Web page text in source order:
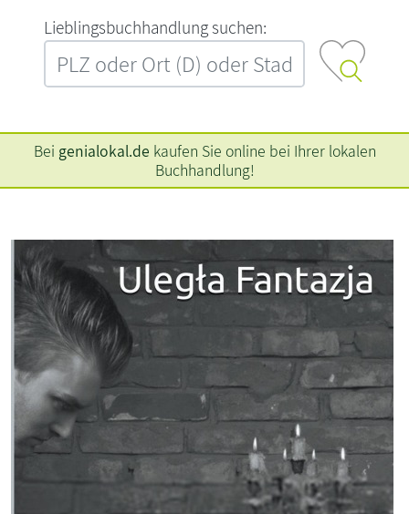
L‍i‍e‍b‍l‍i‍n‍g‍s‍b‍u‍c‍h‍h‍a‍n‍d‍l‍u‍n‍g‍ ‍s‍u‍c‍h‍e‍n‍:‍
Bei genialokal.de kaufen Sie online bei Ihrer lokalen
Buchhandlung!